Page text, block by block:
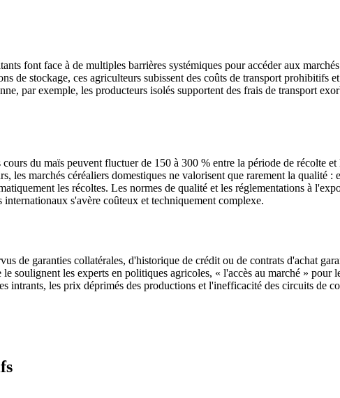
font face à de multiples barrières systémiques pour accéder aux
de stockage, ces agriculteurs subissent des coûts de transport prohibitifs
par exemple, les producteurs isolés supportent des frais de transport
du maïs peuvent fluctuer de 150 à 300 % entre la période de récolte
les marchés céréaliers domestiques ne valorisent que rarement la qualité
les récoltes. Les normes de qualité et les réglementations à
internationaux s'avère coûteux et techniquement complexe.
de garanties collatérales, d'historique de crédit ou de contrats d'achat
soulignent les experts en politiques agricoles, « l'accès au marché »
intrants, les prix déprimés des productions et l'inefficacité des circuits de